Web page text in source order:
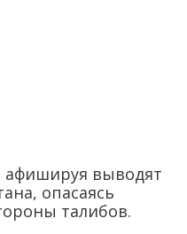
выводят
опасаясь
талибов.